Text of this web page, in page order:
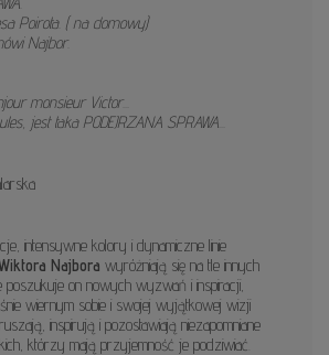
Poirota. ( na domowy)
Najbor.
monsieur Victor...
jest taka PODEJRZANA SPRAWA...
intensywne kolory i dynamiczne linie
Najbora wyróżniają się na tle innych
poszukuje on nowych wyzwań i inspiracji,
wiernym sobie i swojej wyjątkowej wizji
inspirują i pozostawiają niezapomniane
którzy mają przyjemność je podziwiać.